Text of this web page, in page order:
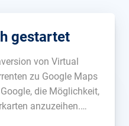
gestartet
von Virtual
zu Google Maps
die Möglichkeit,
anzuzeihen.